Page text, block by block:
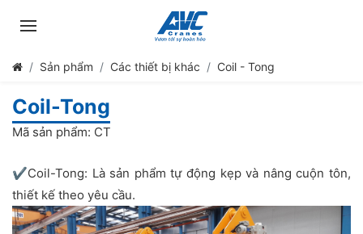
Sản phẩm Các thiết bị khác Coil - Tong
Coil-Tong
Mã sản phẩm: CT
✔️Coil-Tong: Là sản phẩm tự động kẹp và nâng cuộn tôn,
thiết kế theo yêu cầu.